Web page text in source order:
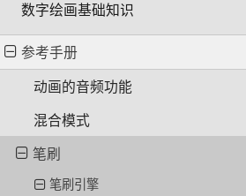
数字绘画基础知识
参考手册
动画的音频功能
混合模式
笔刷
笔刷引擎